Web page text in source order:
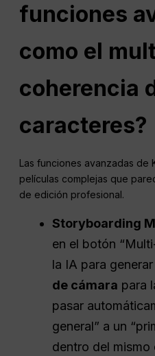
funciones
como el
coherencia
caracteres?
Las funciones avanzadas de
películas complejas que
de edición profesional.
Storyboarding
en el botón
la IA para generar
de cámara para
pasar
general” a un
dentro del mismo